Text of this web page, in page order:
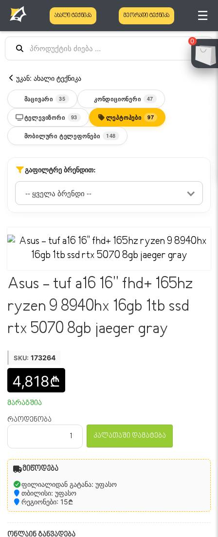
0
ახალი ტექნიკა მეორადი ტექნიკა ☰
უკან: ახალი ტექნიკა
ᲛᲐᲪᲘᲕᲐᲠᲘ 35 ᲙᲝᲜᲓᲘᲪᲘᲝᲜᲔᲠᲘ 47
ᲢᲔᲚᲔᲕᲘᲖᲝᲠᲘ 93 ᲚᲔᲞᲢᲝᲞᲔᲑᲘ 97
ᲛᲝᲑᲘᲚᲣᲠᲘ ᲢᲔᲚᲔᲤᲝᲜᲔᲑᲘ 148
ᲒᲐᲤᲘᲚᲢᲠᲔ ᲑᲠᲔᲜᲓᲘᲗ:
Asus - tuf a16 16'' fhd+ 165hz
ryzen 9 8940hx 16gb 1tb ssd
rtx 5070 8gb jaeger gray
SKU: 173264
4,818₾
მარაგშია
რაოდენობა
კალათაში დამატება
მიწოდება
ფილიალიდან გატანა: უფასო
თბილისი: უფასო
რეგიონები: 15₾
ონლაინ განვადება